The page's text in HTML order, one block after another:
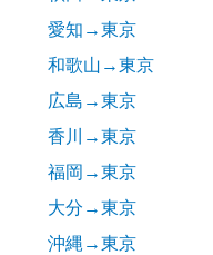
愛知→東京
和歌山→東京
広島→東京
香川→東京
福岡→東京
大分→東京
沖縄→東京